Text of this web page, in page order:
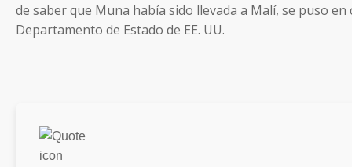
de saber que Muna había sido llevada a Malí, se puso en
Departamento de Estado de EE. UU.